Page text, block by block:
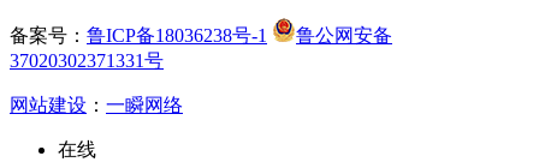
备案号： 鲁ICP备18036238号-1
鲁公网安备
37020302371331号
网站建设 ： 一瞬网络
在线